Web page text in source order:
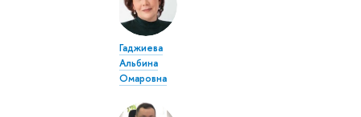
Гаджиева
Альбина
Омаровна